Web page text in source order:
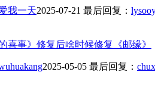
我一天2025-07-21 最后回复：
喜事》修复后啥时候修复《邮缘》
2025-05-05 最后回复：